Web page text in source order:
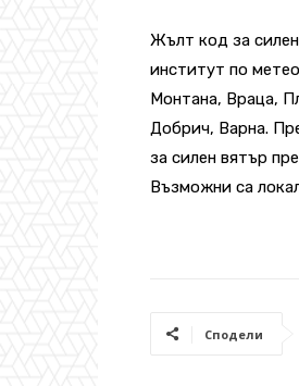
Жълт код за силен
институт по
Монтана, Враца,
Добрич, Варна.
за силен вятър
Възможни са
Сподели